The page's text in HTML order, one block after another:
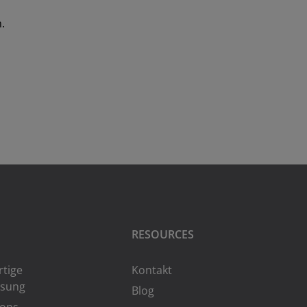
RESOURCES
Kontakt
Blog